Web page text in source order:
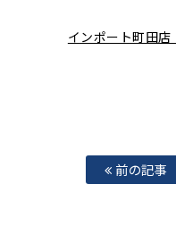
インポート町田
前の記事